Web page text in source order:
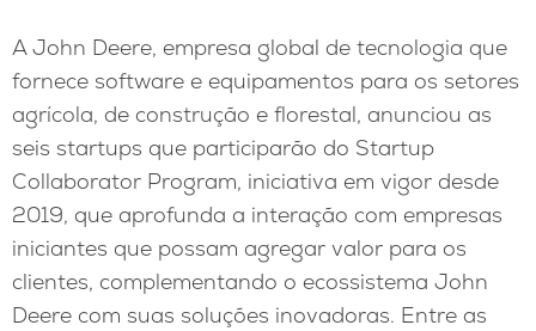
A John Deere, empresa global de tecnologia que
fornece software e equipamentos para os setores
agrícola, de construção e florestal, anunciou as
seis startups que participarão do Startup
Collaborator Program, iniciativa em vigor desde
2019, que aprofunda a interação com empresas
iniciantes que possam agregar valor para os
clientes, complementando o ecossistema John
Deere com suas soluções inovadoras. Entre as